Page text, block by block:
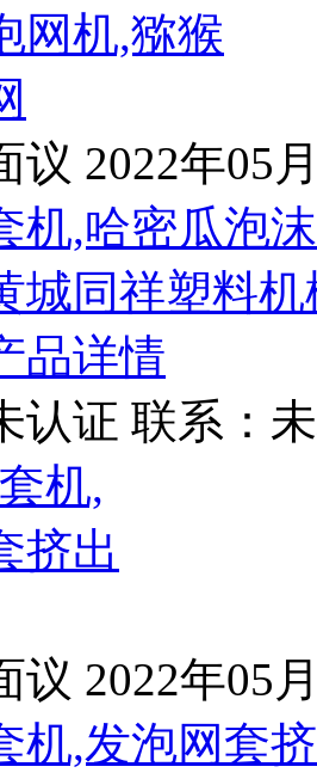
议 2022年05
机,哈密瓜泡
城同祥塑料机
品详情
认证 联系：
议 2022年05
机,发泡网套